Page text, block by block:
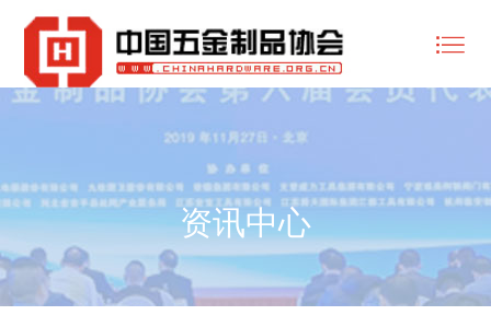
资讯中心